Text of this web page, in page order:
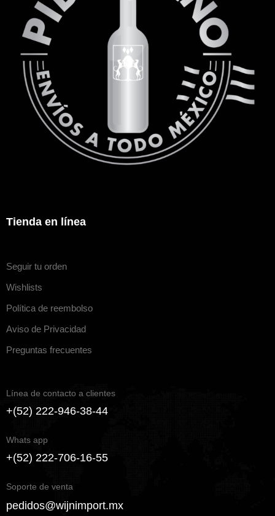
Tienda en línea
Seguir tu orden
Wishlists
Política de reembolso
Aviso de Privacidad
Preguntas frecuentes
Línea de contacto a clientes
+(52) 222-946-38-44
Whats app
+(52) 222-706-16-55
Soporte de venta
pedidos@wijnimport.mx